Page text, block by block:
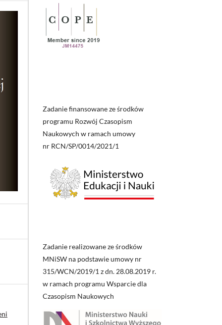
Zadanie finansowane ze środków
programu Rozwój Czasopism
Naukowych w ramach umowy
nr RCN/SP/0014/2021/1
Zadanie realizowane ze środków
MNiSW na podstawie umowy nr
315/WCN/2019/1 z dn. 28.08.2019 r.
w ramach programu Wsparcie dla
Czasopism Naukowych